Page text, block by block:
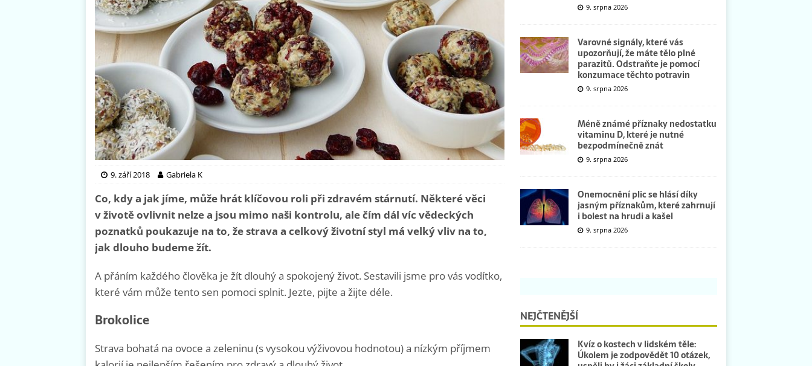
9. září 2018 Gabriela K
Co, kdy a jak jíme, může hrát klíčovou roli při zdravém stárnutí. Některé věci
v životě ovlivnit nelze a jsou mimo naši kontrolu, ale čím dál víc vědeckých
poznatků poukazuje na to, že strava a celkový životní styl má velký vliv na to,
jak dlouho budeme žít.
A přáním každého člověka je žít dlouhý a spokojený život. Sestavili jsme pro vás vodítko,
které vám může tento sen pomoci splnit. Jezte, pijte a žijte déle.
Brokolice
Strava bohatá na ovoce a zeleninu (s vysokou výživovou hodnotou) a nízkým příjmem
9. srpna 2026
Varovné signály, které vás
upozorňují, že máte tělo plné
parazitů. Odstraňte je pomocí
konzumace těchto potravin
9. srpna 2026
Méně známé příznaky nedostatku
vitaminu D, které je nutné
bezpodmínečně znát
9. srpna 2026
Onemocnění plic se hlásí díky
jasným příznakům, které zahrnují
i bolest na hrudi a kašel
9. srpna 2026
NEJČTENĚJŠÍ
Kvíz o kostech v lidském těle:
Úkolem je zodpovědět 10 otázek,